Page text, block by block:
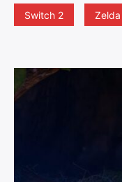
Switch 2 Zelda